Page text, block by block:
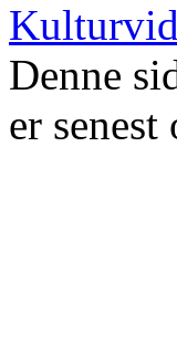
Denne
er